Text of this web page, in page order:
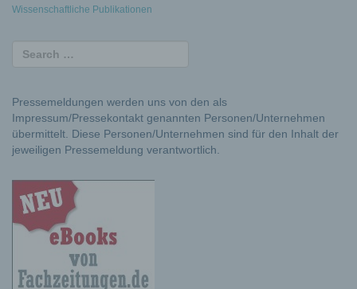
Wissenschaftliche Publikationen
Pressemeldungen werden uns von den als
Impressum/Pressekontakt genannten Personen/Unternehmen
übermittelt. Diese Personen/Unternehmen sind für den Inhalt der
jeweiligen Pressemeldung verantwortlich.